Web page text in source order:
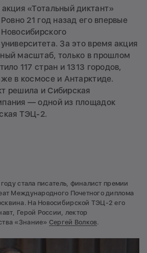
«Тотальный диктант»
21 год назад его впервые
За это время акция
масштаб, только в прошлом
117 стран и 1313 городов,
в космосе и Антарктиде.
решила и Сибирская
— одной из площадок
ТЭЦ-2.
стала писатель, финалист премии
Международного Почетного диплома
На Новосибирской ТЭЦ-2 его
Герой России, лектор
«Знание» Сергей Волков.